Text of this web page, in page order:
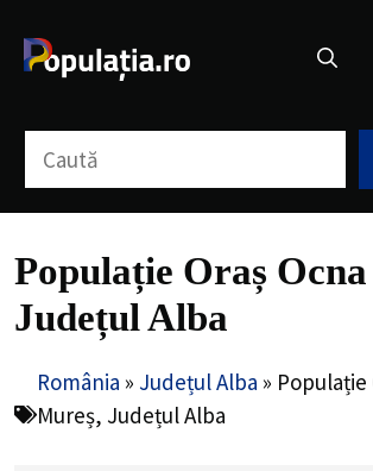
conținut
Populație Oraș
Județul Alba
România » Județul Alba » Populație
Mureș, Județul Alba